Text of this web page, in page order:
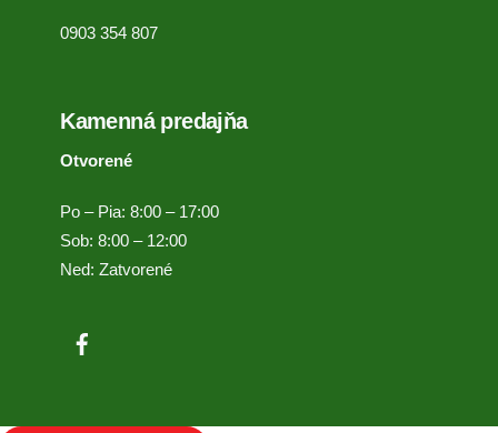
0903 354 807
Kamenná predajňa
Otvorené
Po – Pia: 8:00 – 17:00
Sob: 8:00 – 12:00
Ned: Zatvorené